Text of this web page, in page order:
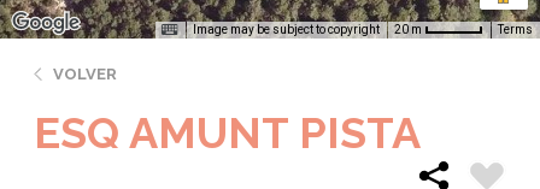
Image may be subject to copyright 20 m Terms
VOLVER
ESQ AMUNT PISTA